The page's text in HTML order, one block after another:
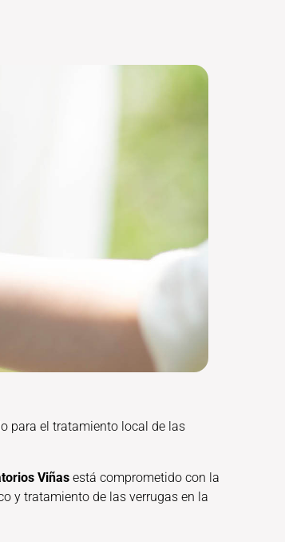
para el tratamiento local de las
Viñas está comprometido con la
y tratamiento de las verrugas en la